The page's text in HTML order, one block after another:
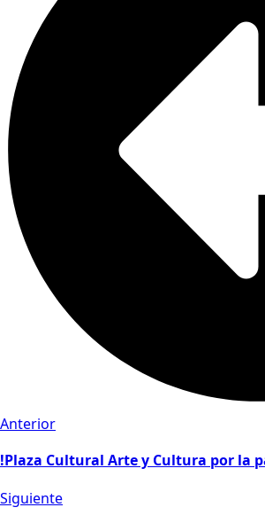
Anterior
!Plaza Cultural Arte y Cultura por la
Siguiente